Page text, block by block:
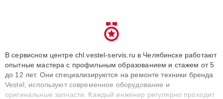
В сервисном центре chl.vestel-servis.ru в Челябинске работают
опытные мастера с профильным образованием и стажем от 5
до 12 лет. Они специализируются на ремонте техники бренда
Vestel, используют современное оборудование и
оригинальные запчасти. Каждый инженер регулярно проходит